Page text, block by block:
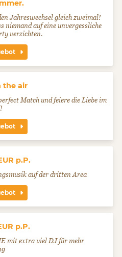
Jahreswechsel gleich zweimal!
niemand auf eine unvergessliche
verzichten.
the air
Match und feiere die Liebe im
p.P.
auf der dritten Area
p.P.
mit extra viel DJ für mehr